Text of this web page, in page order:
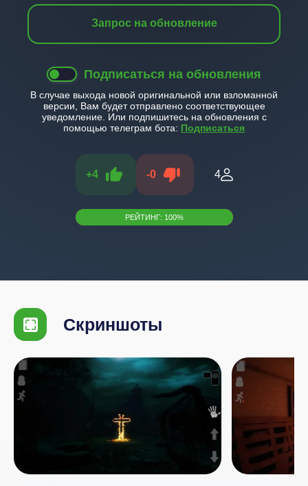
Запрос на обновление
Подписаться на обновления
В случае выхода новой оригинальной или взломанной
версии, Вам будет отправлено соответствующее
уведомление. Или подпишитесь на обновления с
помощью телеграм бота: Подписаться
+4 -0 4
РЕЙТИНГ: 100%
Скриншоты